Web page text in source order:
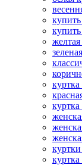
куртка
куртка